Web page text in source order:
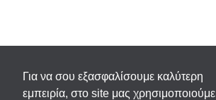
Για να σου εξασφαλίσουμε καλύτερη
εμπειρία, στο site μας χρησιμοποιούμε